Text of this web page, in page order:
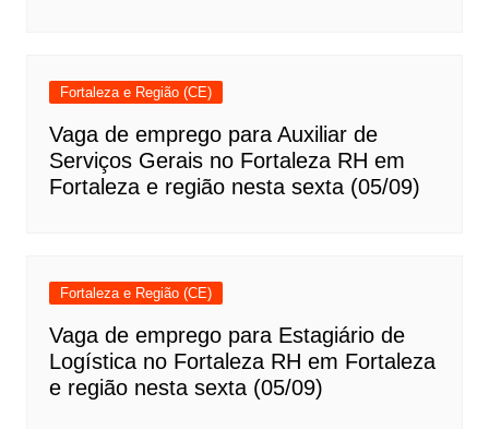
Fortaleza e Região (CE)
Vaga de emprego para Auxiliar de
Serviços Gerais no Fortaleza RH em
Fortaleza e região nesta sexta (05/09)
Fortaleza e Região (CE)
Vaga de emprego para Estagiário de
Logística no Fortaleza RH em Fortaleza
e região nesta sexta (05/09)